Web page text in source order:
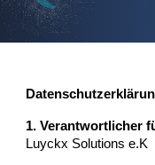
1. Verantwortlicher
Luyckx Solutions e.K